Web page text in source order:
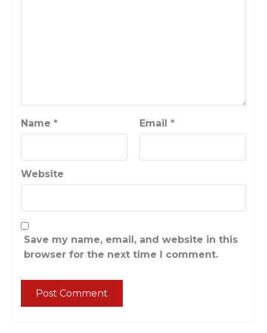
Name * Email *
Website
Save my name, email, and website in this
browser for the next time I comment.